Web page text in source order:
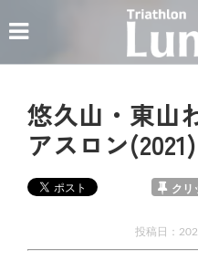
悠久山・東山
アスロン
クリ
投稿日：